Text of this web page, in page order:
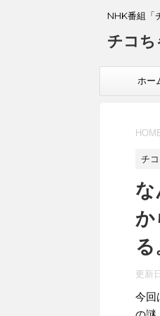
NHK番組「
チコち
ホー
チ
な
か
る
更新
今回